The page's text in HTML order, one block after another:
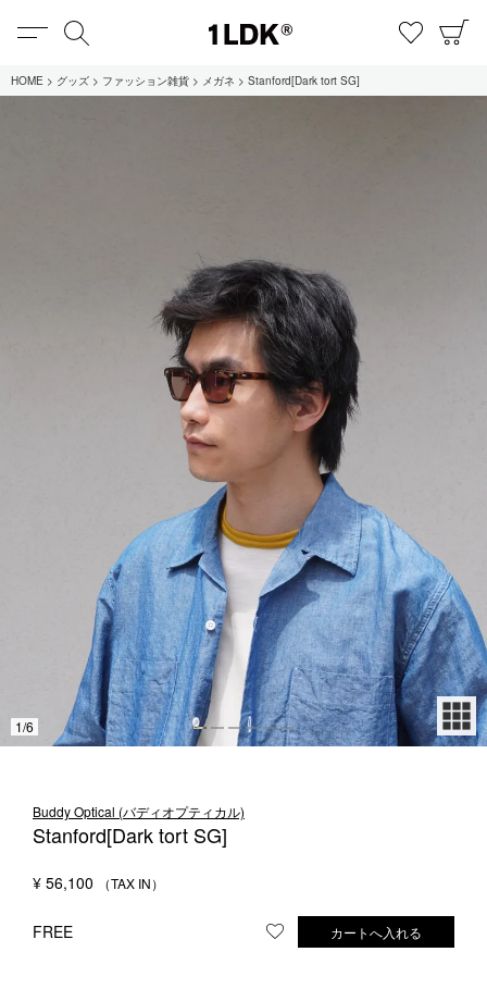
MENU お気に
限定
全てのブランド
UNIVERSAL PRODUCTS.
MY___
SEARCH
HOME グッズ ファッション雑貨 メガネ Stanford[Dark tort SG]
1/6
Buddy Optical (バディオプティカル)
Stanford[Dark tort SG]
¥ 56,100
FREE お気に入りに登録する
カートへ入れる